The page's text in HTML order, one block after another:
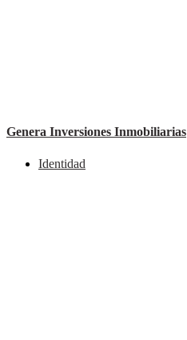
Genera Inversiones Inmobiliarias
Identidad